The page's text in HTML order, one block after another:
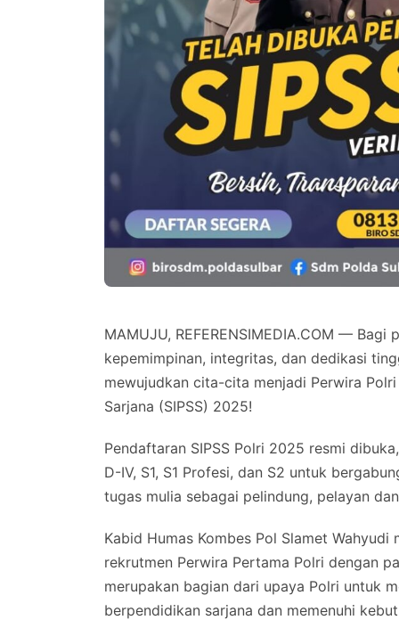
MAMUJU, REFERENSIMEDIA.COM —
kepemimpinan, integritas, dan dedikasi
mewujudkan cita-cita menjadi Perwira
Sarjana (SIPSS) 2025!
Pendaftaran SIPSS Polri 2025 resmi
D-IV, S1, S1 Profesi, dan S2 untuk
tugas mulia sebagai pelindung, pelayan
Kabid Humas Kombes Pol Slamet
rekrutmen Perwira Pertama Polri dengan
merupakan bagian dari upaya Polri untuk
berpendidikan sarjana dan memenuhi